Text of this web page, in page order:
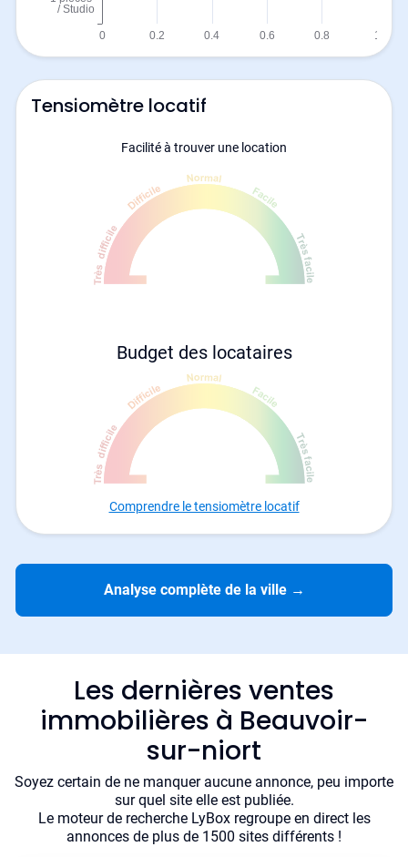
Tensiomètre locatif
Facilité à trouver une location
Budget des locataires
Comprendre le tensiomètre locatif
Analyse complète de la ville →
Les dernières ventes
immobilières à Beauvoir-
sur-niort
Soyez certain de ne manquer aucune annonce, peu importe
sur quel site elle est publiée.
Le moteur de recherche LyBox regroupe en direct les
annonces de plus de 1500 sites différents !